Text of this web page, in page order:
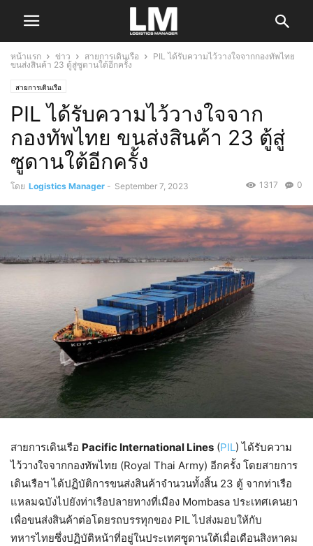
หน้าแรก ข่าว สายการเดินเรือ
PIL ได้รับความไว้วางใจจากกองทัพไทย
ขนส่งสินค้า 23 ตู้สู่ซูดานใต้อีกครั้ง
สายการเดินเรือ
PIL ได้รับความไว้วางใจจาก
กองทัพไทย ขนส่งสินค้า 23 ตู้สู่
ซูดานใต้อีกครั้ง
โดย Logistics Manager - September 7, 2023 0
1317
สายการเดินเรือ Pacific International Lines (PIL) ได้รับความ
ไว้วางใจจากกองทัพไทย (Royal Thai Army) อีกครั้ง โดยสายการ
เดินเรือฯ ได้ปฏิบัติการขนส่งสินค้าจำนวนทั้งสิ้น 23 ตู้ จากท่าเรือ
แหลมฉบังไปยังท่าเรือปลายทางที่เมือง Mombasa ประเทศเคนยา
เพื่อขนส่งสินค้าต่อโดยรถบรรทุกของ PIL ไปส่งมอบให้กับ
ทหารไทยซึ่งปฏิบัติหน้าที่อยู่ในประเทศซูดานใต้เมื่อเดือนสิงหาคม